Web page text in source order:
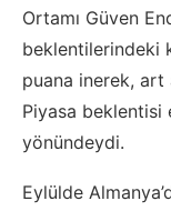
Ortamı Güven
beklentilerindeki
puana inerek, art
Piyasa beklentisi
yönündeydi.
Eylülde